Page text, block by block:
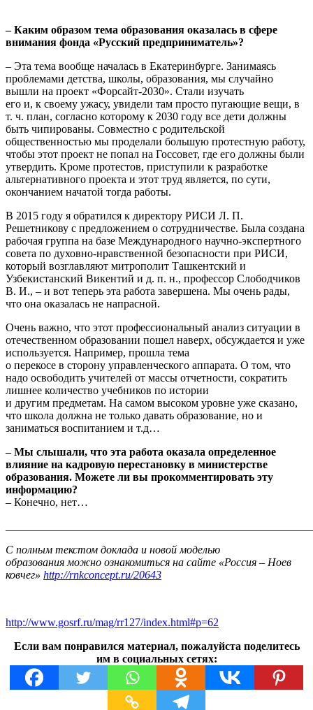
– Каким образом тема образования оказалась в сфере
внимания фонда «Русский предприниматель»?
– Эта тема вообще началась в Екатеринбурге. Занимаясь
проблемами детства, школы, образования, мы случайно
вышли на проект «Форсайт‑2030». Стали изучать
его и, к своему ужасу, увидели там просто пугающие вещи, в
т. ч. план, согласно которому к 2030 году все дети должны
быть чипированы. Совместно с родительской
общественностью мы проделали большую протестную работу,
чтобы этот проект не попал на Госсовет, где его должны были
утвердить. Кроме протестов, приступили к разработке
альтернативного проекта и этот труд является, по сути,
окончанием начатой тогда работы.
В 2015 году я обратился к директору РИСИ Л. П.
Решетникову с предложением о сотрудничестве. Была создана
рабочая группа на базе Международного научно-экспертного
совета по духовно-нравственной безопасности при РИСИ,
который возглавляют митрополит Ташкентский и
Узбекистанский Викентий и д. п. н., профессор Слободчиков
В. И., – и вот теперь эта работа завершена. Мы очень рады,
что она оказалась не напрасной.
Очень важно, что этот профессиональный анализ ситуации в
отечественном образовании пошел наверх, обсуждается и уже
используется. Например, прошла тема
о перекосе в сторону управленческого аппарата. О том, что
надо освободить учителей от массы отчетности, сократить
лишнее количество учебников по истории
и другим предметам. На самом высоком уровне уже сказано,
что школа должна не только давать образование, но и
заниматься воспитанием и т.д…
– Мы слышали, что эта работа оказала определенное
влияние на кадровую перестановку в министерстве
образования. Можете ли вы прокомментировать эту
информацию?
– Конечно, нет…
C полным текстом доклада и новой моделью
образования можно ознакомиться на сайте «Россия – Ноев
ковчег» http://rnkconcept.ru/20643
http://www.gosrf.ru/mag/rr127/index.html#p=62
Если вам понравился материал, пожалуйста поделитесь
им в социальных сетях: